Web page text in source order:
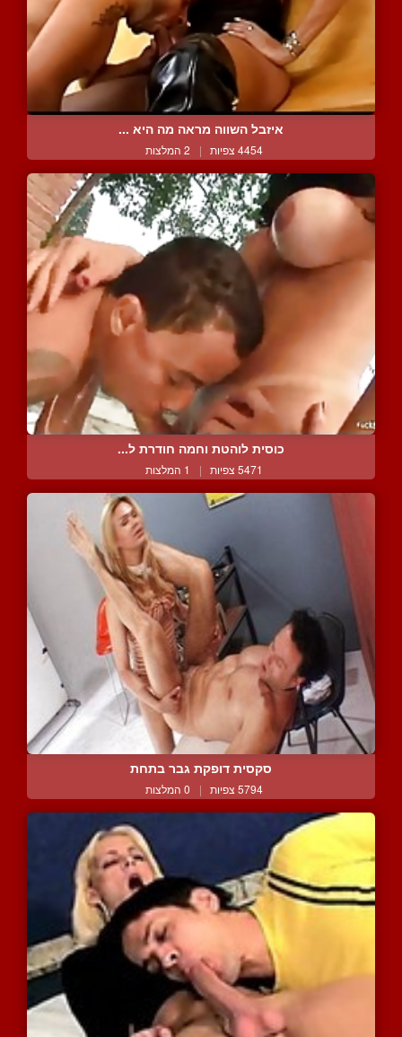
איזבל השווה מראה מה היא ...
4454 צפיות | 2 המלצות
כוסית לוהטת וחמה חודרת ל...
5471 צפיות | 1 המלצות
סקסית דופקת גבר בתחת
5794 צפיות | 0 המלצות